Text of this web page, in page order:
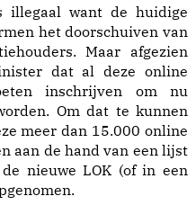
illegaal want de huidige
het doorschuiven van
Maar afgezien
dat al deze online
inschrijven om nu
Om dat te kunnen
meer dan 15.000 online
aan de hand van een lijst
nieuwe LOK (of in een